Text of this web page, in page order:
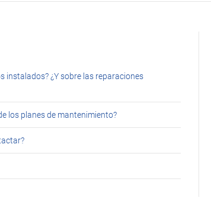
instalados? ¿Y sobre las reparaciones
los planes de mantenimiento?